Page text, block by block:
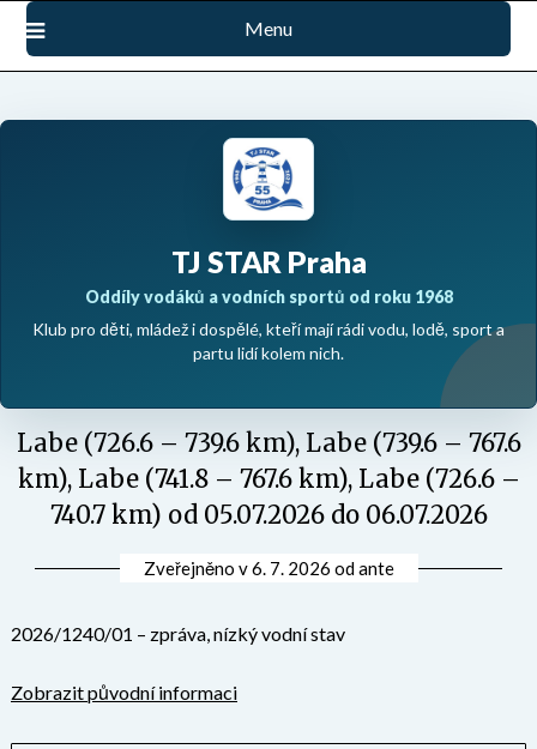
Přejdi
obsah
Menu
TJ STAR Praha
Oddíly vodáků a vodních sportů od roku 1968
Klub pro děti, mládež i dospělé, kteří mají rádi vodu, lodě, sport a
partu lidí kolem nich.
Labe (726.6 – 739.6 km), Labe (739.6 – 767.6
km), Labe (741.8 – 767.6 km), Labe (726.6 –
740.7 km) od 05.07.2026 do 06.07.2026
Zveřejněno v6. 7. 2026 odante
2026/1240/01 – zpráva, nízký vodní stav
Zobrazit původní informaci